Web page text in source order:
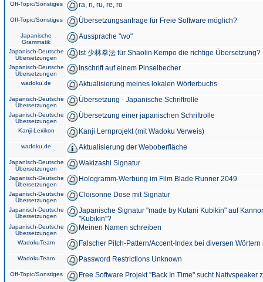
Off-Topic/Sonstiges ra, ri, ru, re, ro
Off-Topic/Sonstiges Übersetzungsanfrage für Freie Software möglich?
Japanische
Grammatik
Aussprache "wo"
Japanisch-Deutsche
Übersetzungen
Ist 少林拳法 für Shaolin Kempo die richtige Übersetzung?
Japanisch-Deutsche
Übersetzungen
Inschrift auf einem Pinselbecher
wadoku.de Aktualisierung meines lokalen Wörterbuchs
Japanisch-Deutsche
Übersetzungen
Übersetzung - Japanische Schriftrolle
Japanisch-Deutsche
Übersetzungen
Übersetzung einer japanischen Schriftrolle
Kanji-Lexikon Kanji Lernprojekt (mit Wadoku Verweis)
wadoku.de Aktualisierung der Weboberfläche
Japanisch-Deutsche
Übersetzungen
Wakizashi Signatur
Japanisch-Deutsche
Übersetzungen
Hologramm-Werbung im Film Blade Runner 2049
Japanisch-Deutsche
Übersetzungen
Cloisonne Dose mit Signatur
Japanisch-Deutsche
Übersetzungen
Japanische Signatur "made by Kutani Kubikin" auf
"Kubikin"?
Japanisch-Deutsche
Übersetzungen
Meinen Namen schreiben
WadokuTeam Falscher Pitch-Pattern/Accent-Index bei diversen
WadokuTeam Password Restrictions Unknown
Off-Topic/Sonstiges Free Software Projekt "Back In Time" sucht Nativspeaker